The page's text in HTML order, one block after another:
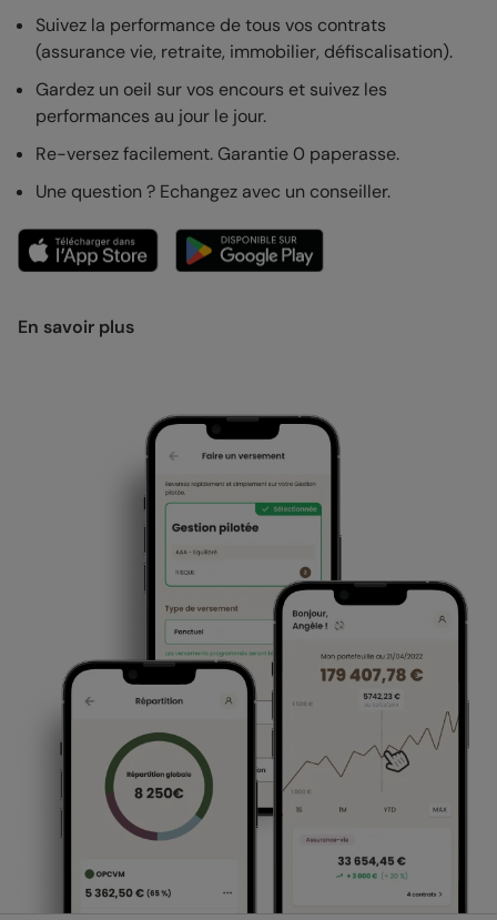
Suivez la performance de tous vos contrats
(assurance vie, retraite, immobilier, défiscalisation).
Gardez un oeil sur vos encours et suivez les
performances au jour le jour.
Re-versez facilement. Garantie 0 paperasse.
Une question ? Echangez avec un conseiller.
En savoir plus